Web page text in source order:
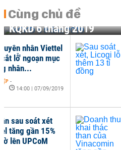
Cùng chủ đề
KQKD 6 tháng 2019
nhân Viettel
lỗ' ngoạn mục
nhân...
-
14:00 | 07/09/2019
sau soát xét
tăng gần 15%
lên UPCoM